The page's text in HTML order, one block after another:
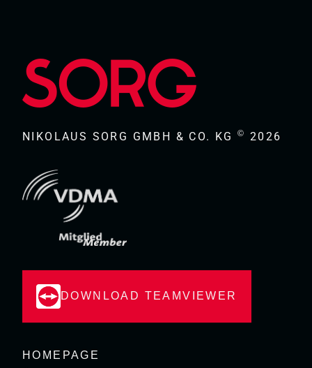
NIKOLAUS SORG GMBH & CO. KG© 2026
DOWNLOAD TEAMVIEWER
HOMEPAGE